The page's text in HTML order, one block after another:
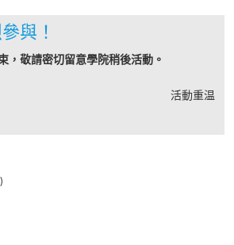
與！
，敬請密切留意學院稍後活動。
活動重温